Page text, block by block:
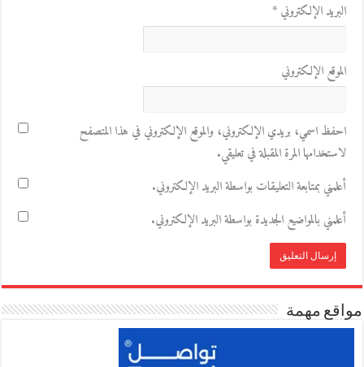
البريد الإلكتروني*
الموقع الإلكتروني
احفظ اسمي، بريدي الإلكتروني، والموقع الإلكتروني في هذا المتصفح
لاستخدامها المرة المقبلة في تعليقي.
أعلمني بمتابعة التعليقات بواسطة البريد الإلكتروني.
أعلمني بالمواضيع الجديدة بواسطة البريد الإلكتروني.
مواقع مهمة